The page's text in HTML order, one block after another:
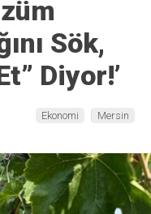
Sök,
Diyor!’
Ekonomi Mersin